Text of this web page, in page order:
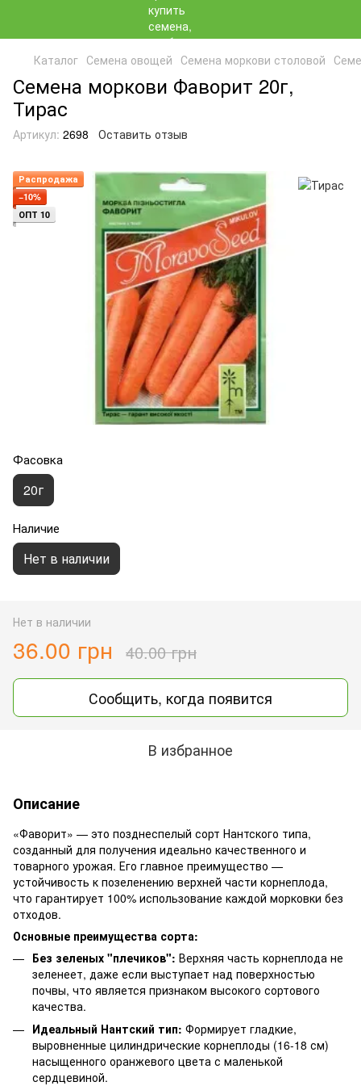
Каталог Семена овощей Семена моркови столовой
Семена моркови Фаворит 20г,
Тирас
Артикул: 2698 Оставить отзыв
Распродажа
−10%
ОПТ 10
Фасовка
20г
Наличие
Нет в наличии
Нет в наличии
36.00 грн 40.00 грн
Сообщить, когда появится
В избранное
Описание
«Фаворит» — это позднеспелый сорт Нантского типа,
созданный для получения идеально качественного и
товарного урожая. Его главное преимущество —
устойчивость к позеленению верхней части корнеплода,
что гарантирует 100% использование каждой морковки без
отходов.
Основные преимущества сорта:
Без зеленых "плечиков": Верхняя часть корнеплода не
зеленеет, даже если выступает над поверхностью
почвы, что является признаком высокого сортового
качества.
Идеальный Нантский тип: Формирует гладкие,
выровненные цилиндрические корнеплоды (16-18 см)
насыщенного оранжевого цвета с маленькой
сердцевиной.